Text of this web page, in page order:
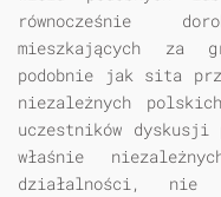
równocześnie
mieszkających za
podobnie jak sita
niezależnych
uczestników
właśnie
działalności,